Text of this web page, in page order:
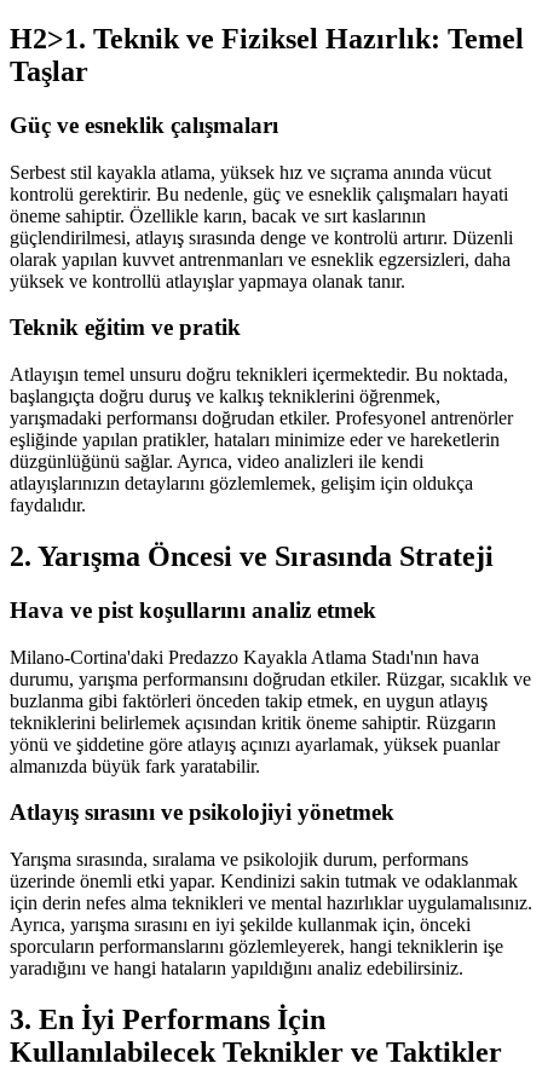
H2>1. Teknik ve Fiziksel Hazırlık: Temel
Taşlar
Güç ve esneklik çalışmaları
Serbest stil kayakla atlama, yüksek hız ve sıçrama anında vücut
kontrolü gerektirir. Bu nedenle, güç ve esneklik çalışmaları hayati
öneme sahiptir. Özellikle karın, bacak ve sırt kaslarının
güçlendirilmesi, atlayış sırasında denge ve kontrolü artırır. Düzenli
olarak yapılan kuvvet antrenmanları ve esneklik egzersizleri, daha
yüksek ve kontrollü atlayışlar yapmaya olanak tanır.
Teknik eğitim ve pratik
Atlayışın temel unsuru doğru teknikleri içermektedir. Bu noktada,
başlangıçta doğru duruş ve kalkış tekniklerini öğrenmek,
yarışmadaki performansı doğrudan etkiler. Profesyonel antrenörler
eşliğinde yapılan pratikler, hataları minimize eder ve hareketlerin
düzgünlüğünü sağlar. Ayrıca, video analizleri ile kendi
atlayışlarınızın detaylarını gözlemlemek, gelişim için oldukça
faydalıdır.
2. Yarışma Öncesi ve Sırasında Strateji
Hava ve pist koşullarını analiz etmek
Milano-Cortina'daki Predazzo Kayakla Atlama Stadı'nın hava
durumu, yarışma performansını doğrudan etkiler. Rüzgar, sıcaklık ve
buzlanma gibi faktörleri önceden takip etmek, en uygun atlayış
tekniklerini belirlemek açısından kritik öneme sahiptir. Rüzgarın
yönü ve şiddetine göre atlayış açınızı ayarlamak, yüksek puanlar
almanızda büyük fark yaratabilir.
Atlayış sırasını ve psikolojiyi yönetmek
Yarışma sırasında, sıralama ve psikolojik durum, performans
üzerinde önemli etki yapar. Kendinizi sakin tutmak ve odaklanmak
için derin nefes alma teknikleri ve mental hazırlıklar uygulamalısınız.
Ayrıca, yarışma sırasını en iyi şekilde kullanmak için, önceki
sporcuların performanslarını gözlemleyerek, hangi tekniklerin işe
yaradığını ve hangi hataların yapıldığını analiz edebilirsiniz.
3. En İyi Performans İçin
Kullanılabilecek Teknikler ve Taktikler